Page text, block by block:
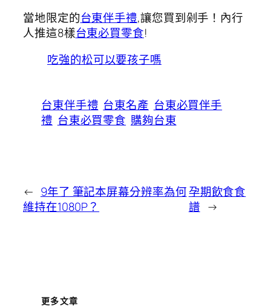
當地限定的台東伴手禮,讓您買到剁手！內行
人推這8樣台東必買零食!
吃強的松可以要孩子嗎
台東伴手禮 台東名產 台東必買伴手
禮 台東必買零食 購夠台東
← 9年了 筆記本屏幕分辨率為何
維持在1080P？
孕期飲食食
譜 →
更多文章